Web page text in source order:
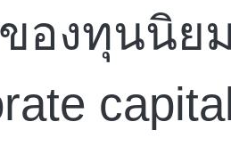
องทุนนิย